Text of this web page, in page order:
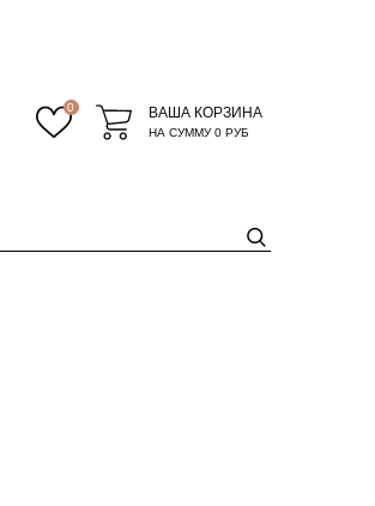
0 ВАША КОРЗИНА
НА СУММУ0 РУБ